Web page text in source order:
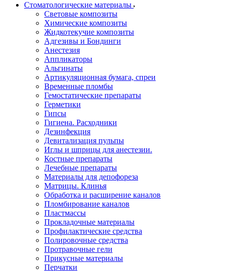
Стоматологические материалы
Световые композиты
Химические композиты
Жидкотекучие композиты
Адгезивы и Бондинги
Анестезия
Аппликаторы
Альгинаты
Артикуляционная бумага, спреи
Временные пломбы
Гемостатические препараты
Герметики
Гипсы
Гигиена. Расходники
Дезинфекция
Девитализация пульпы
Иглы и шприцы для анестезии.
Костные препараты
Лечебные препараты
Материалы для депофореза
Матрицы. Клинья
Обработка и расширение каналов
Пломбирование каналов
Пластмассы
Прокладочные материалы
Профилактические средства
Полировочные средства
Протравочные гели
Прикусные материалы
Перчатки